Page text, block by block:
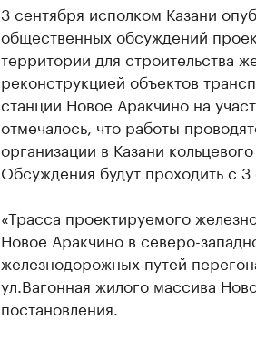
3 сентября исполком Казани
общественных обсуждений
территории для строительства
реконструкцией объектов
станции Новое Аракчино на
отмечалось, что работы
организации в Казани
Обсуждения будут проходить с 3
«Трасса проектируемого
Новое Аракчино в северо-
железнодорожных путей
ул.Вагонная жилого массива
постановления.